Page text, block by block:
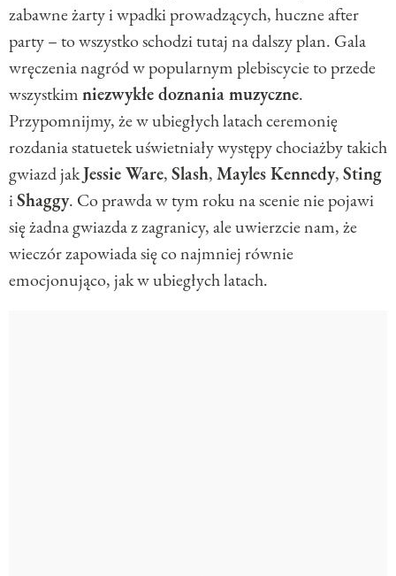
zabawne żarty i wpadki prowadzących, huczne after
party – to wszystko schodzi tutaj na dalszy plan. Gala
wręczenia nagród w popularnym plebiscycie to przede
wszystkimniezwykłe doznania muzyczne.
Przypomnijmy, że w ubiegłych latach ceremonię
rozdania statuetek uświetniały występy chociażby takich
gwiazd jakJessie Ware,Slash,Mayles Kennedy,Sting
iShaggy. Co prawda w tym roku na scenie nie pojawi
się żadna gwiazda z zagranicy, ale uwierzcie nam, że
wieczór zapowiada się co najmniej równie
emocjonująco, jak w ubiegłych latach.